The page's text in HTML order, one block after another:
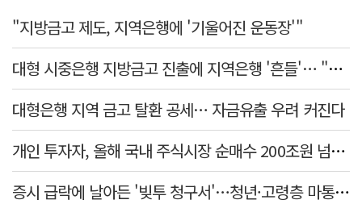
"지방금고 제도, 지역은행에 '기울어진 운동장'"
대형 시중은행 지방금고 진출에 지역은행 '흔들'… "생태계 보호 장치 필요"
대형은행 지역 금고 탈환 공세… 자금유출 우려 커진다
개인 투자자, 올해 국내 주식시장 순매수 200조원 넘었다
증시 급락에 날아든 '빚투 청구서'…청년·고령층 마통 연체↑